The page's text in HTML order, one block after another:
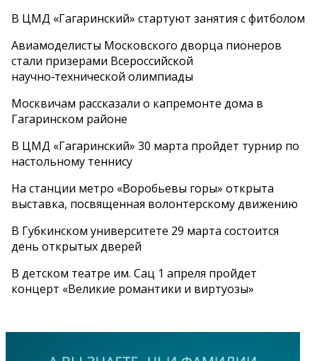
В ЦМД «Гагаринский» стартуют занятия с фитболом
Авиамоделисты Московского дворца пионеров
стали призерами Всероссийской
научно‑технической олимпиады
Москвичам рассказали о капремонте дома в
Гагаринском районе
В ЦМД «Гагаринский» 30 марта пройдет турнир по
настольному теннису
На станции метро «Воробьевы горы» открыта
выставка, посвященная волонтерскому движению
В Губкинском университете 29 марта состоится
день открытых дверей
В детском театре им. Сац 1 апреля пройдет
концерт «Великие романтики и виртуозы»